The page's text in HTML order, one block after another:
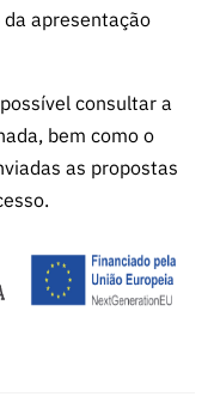
apresentação
consultar a
bem como o
as propostas